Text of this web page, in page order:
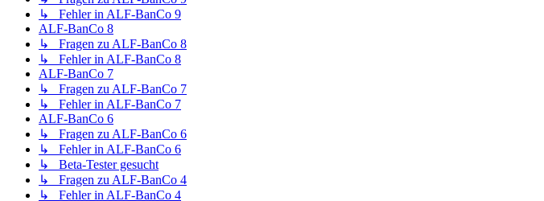
↳ Fehler in ALF-BanCo 9
ALF-BanCo 8
↳ Fragen zu ALF-BanCo 8
↳ Fehler in ALF-BanCo 8
ALF-BanCo 7
↳ Fragen zu ALF-BanCo 7
↳ Fehler in ALF-BanCo 7
ALF-BanCo 6
↳ Fragen zu ALF-BanCo 6
↳ Fehler in ALF-BanCo 6
↳ Beta-Tester gesucht
↳ Fragen zu ALF-BanCo 4
↳ Fehler in ALF-BanCo 4